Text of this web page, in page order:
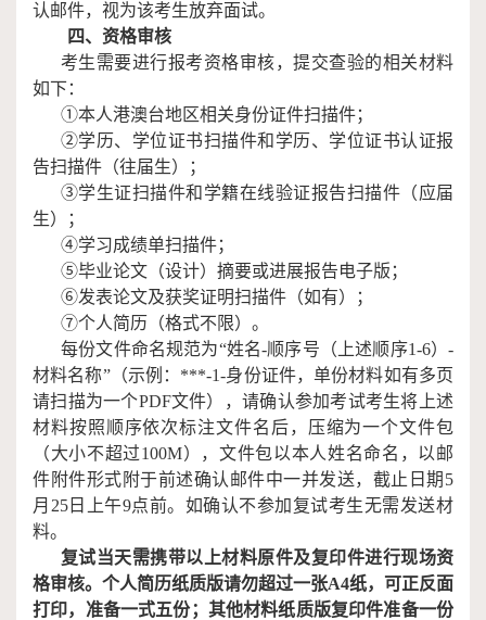
认邮件，视为该考生放弃面试。
四、资格审核
考生需要进行报考资格审核，提交查验的相关材料
如下：
①本人港澳台地区相关身份证件扫描件；
②学历、学位证书扫描件和学历、 学位证书认证报
告扫描件（往届生）；
③学生证扫描件和学籍在线验证报告扫描件（应届
生）；
④学习成绩单扫描件；
⑤毕业论文（设计）摘要或进展报告电子版；
⑥发表论文及获奖证明扫描件（如有）
；
⑦个人简历（格式不限）。
每份文件命名规范为“姓名-顺序号（上述顺序1-6）-
材料名称”（示例： ***-1-身份证件，单份材料如有多页
请扫描为一个PDF文件），请确认参加考试考生将上述
材料按照顺序依次标注文件名后，压缩为一个文件包
（大小不超过100M） ，文件包以本人姓名命名，以邮
件附件形式附于前述确认邮件中一并发送，截止日期 5
月 25日上午9点前。如确认不参加 复试考生无需发送材
料。
复试当天需携带以上材料原件及复印件进行现场资
格审核。个人简历纸质版请勿超过一张A4纸，可正反面
打印，准备一式五份；其他材料纸质版复印件准备一份